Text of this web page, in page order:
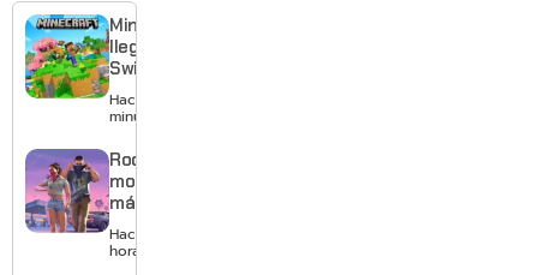
Minecraft
llega a
Switch 2
con
mejores
y mucho
Mario
Hace 36
minutos
Rockstar
mostrará
más de
GTA 6 en
agosto
Hace 19
horas